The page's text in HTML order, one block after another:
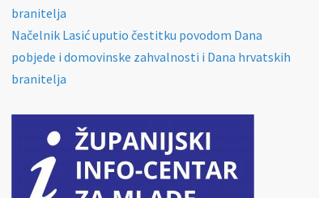
branitelja
Načelnik Lasić uputio čestitku povodom Dana
pobjede i domovinske zahvalnosti i Dana hrvatskih
branitelja